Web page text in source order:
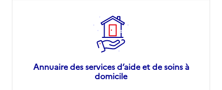
Annuaire des services d’aide et de soins à
domicile